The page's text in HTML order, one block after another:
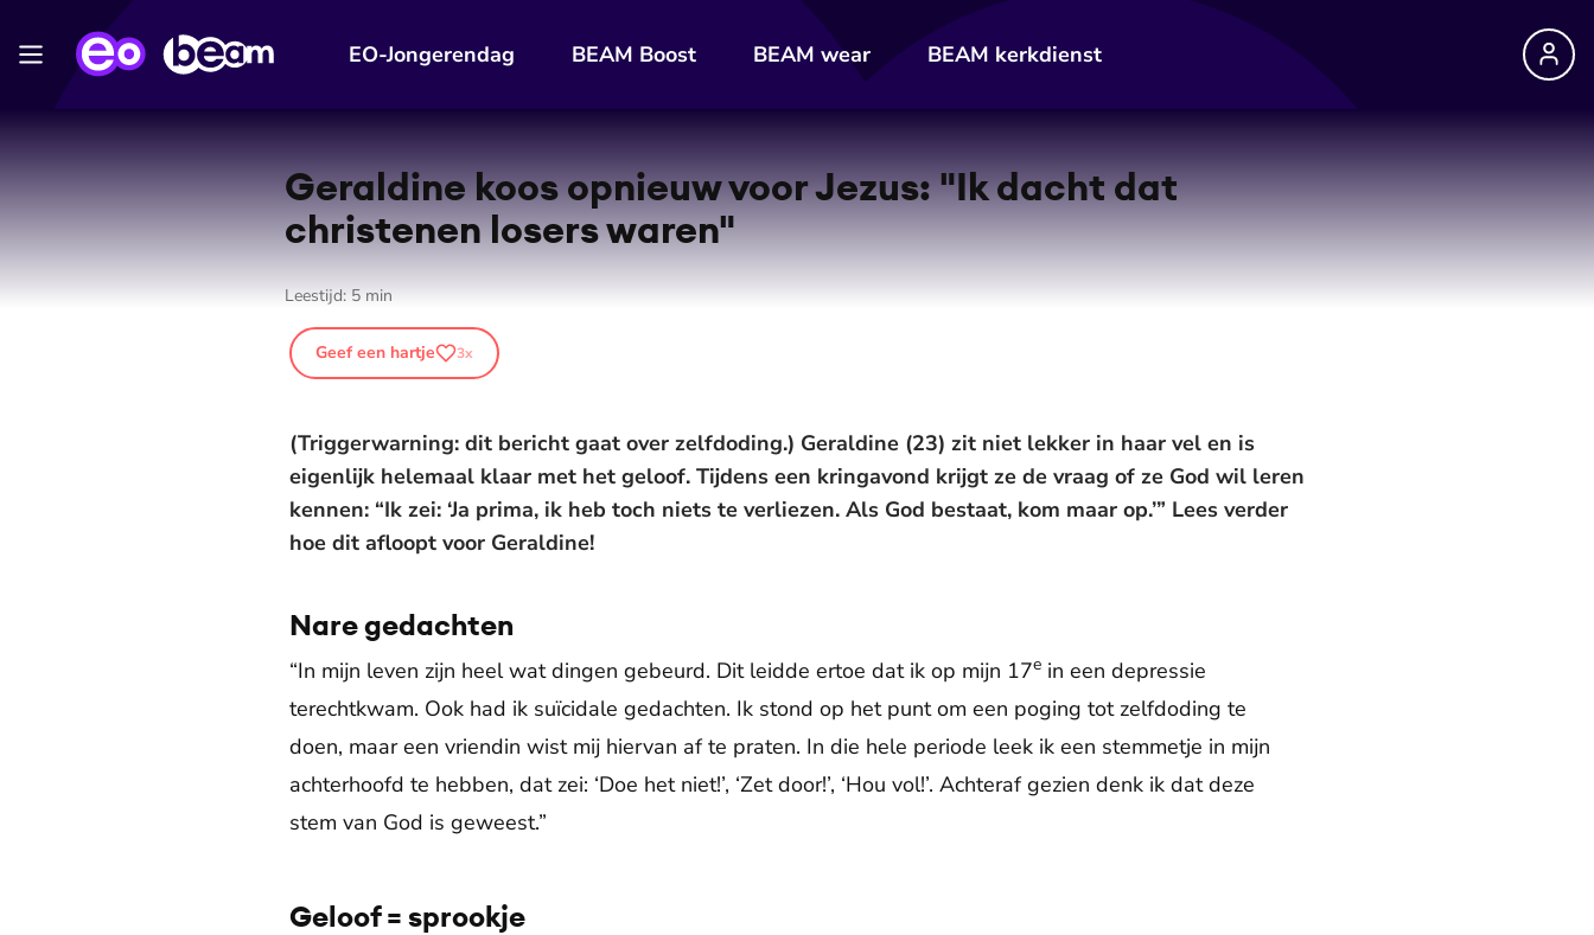
EO-Jongerendag BEAM Boost BEAM wear BEAM kerkdienst
Geraldine koos opnieuw voor Jezus: "Ik dacht dat
christenen losers waren"
Leestijd: 5 min
Geef een hartje 3x
(Triggerwarning: dit bericht gaat over zelfdoding.) Geraldine (23) zit niet lekker in haar vel en is
eigenlijk helemaal klaar met het geloof. Tijdens een kringavond krijgt ze de vraag of ze God wil leren
kennen: “Ik zei: ‘Ja prima, ik heb toch niets te verliezen. Als God bestaat, kom maar op.’” Lees verder
hoe dit afloopt voor Geraldine!
Nare gedachten
“In mijn leven zijn heel wat dingen gebeurd. Dit leidde ertoe dat ik op mijn 17e in een depressie
terechtkwam. Ook had ik suïcidale gedachten. Ik stond op het punt om een poging tot zelfdoding te
doen, maar een vriendin wist mij hiervan af te praten. In die hele periode leek ik een stemmetje in mijn
achterhoofd te hebben, dat zei: ‘Doe het niet!’, ‘Zet door!’, ‘Hou vol!’. Achteraf gezien denk ik dat deze
stem van God is geweest.”
Geloof = sprookje